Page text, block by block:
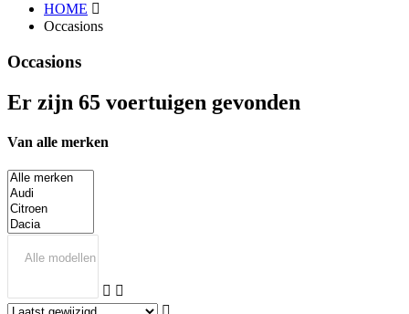
HOME
Occasions
Occasions
Er zijn 65 voertuigen gevonden
Van alle merken